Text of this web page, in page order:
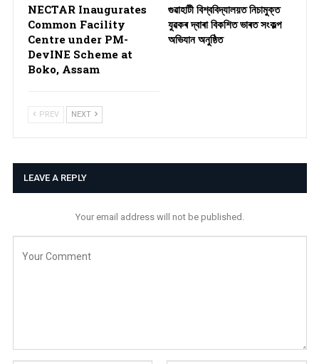
NECTAR Inaugurates
Common Facility
Centre under PM-
DevINE Scheme at
Boko, Assam
গুৱাহাটী বিশ্ববিদ্যালয়ত নিচামুক্ত
যুৱকৰ দ্বাৰা বিকশিত ভাৰত সংকল্প
অভিযান অনুষ্ঠিত
PREV NEXT
LEAVE A REPLY
Your email address will not be published.